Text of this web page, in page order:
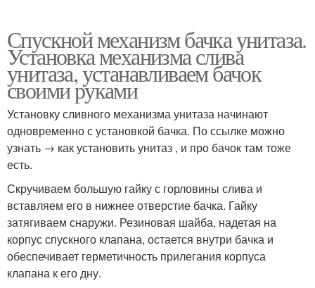
Спускной механизм бачка унитаза.
Установка механизма слива
унитаза, устанавливаем бачок
своими руками
Установку сливного механизма унитаза начинают
одновременно с установкой бачка. По ссылке можно
узнать → как установить унитаз , и про бачок там тоже
есть.
Скручиваем большую гайку с горловины слива и
вставляем его в нижнее отверстие бачка. Гайку
затягиваем снаружи. Резиновая шайба, надетая на
корпус спускного клапана, остается внутри бачка и
обеспечивает герметичность прилегания корпуса
клапана к его дну.